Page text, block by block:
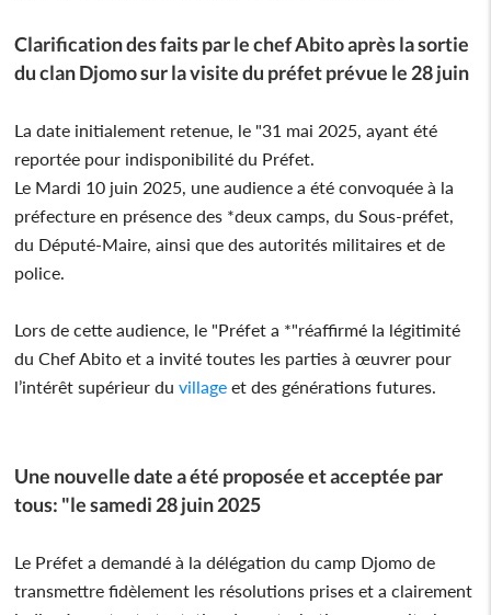
Clarification des faits par le chef Abito après la sortie
du clan Djomo sur la visite du préfet prévue le 28 juin
La date initialement retenue, le "31 mai 2025, ayant été
reportée pour indisponibilité du Préfet.
Le Mardi 10 juin 2025, une audience a été convoquée à la
préfecture en présence des *deux camps, du Sous-préfet,
du Député-Maire, ainsi que des autorités militaires et de
police.
Lors de cette audience, le "Préfet a *"réaffirmé la légitimité
du Chef Abito et a invité toutes les parties à œuvrer pour
l’intérêt supérieur duvillage et des générations futures.
Une nouvelle date a été proposée et acceptée par
tous: "le samedi 28 juin 2025
Le Préfet a demandé à la délégation du camp Djomo de
transmettre fidèlement les résolutions prises et a clairement